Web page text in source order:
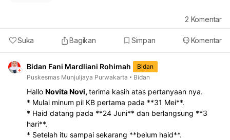
Suka Bagikan Simpan Komentar
2 Komentar
Bidan Fani Mardliani Rohimah
Bidan
Puskesmas Munjuljaya Purwakarta
Bidan
Hallo Novita Novi, terima kasih atas pertanyaan nya.
* Mulai minum pil KB pertama pada **31 Mei**.
* Haid datang pada **24 Juni** dan berlangsung **3
hari**.
* Setelah itu sampai sekarang **belum haid**.